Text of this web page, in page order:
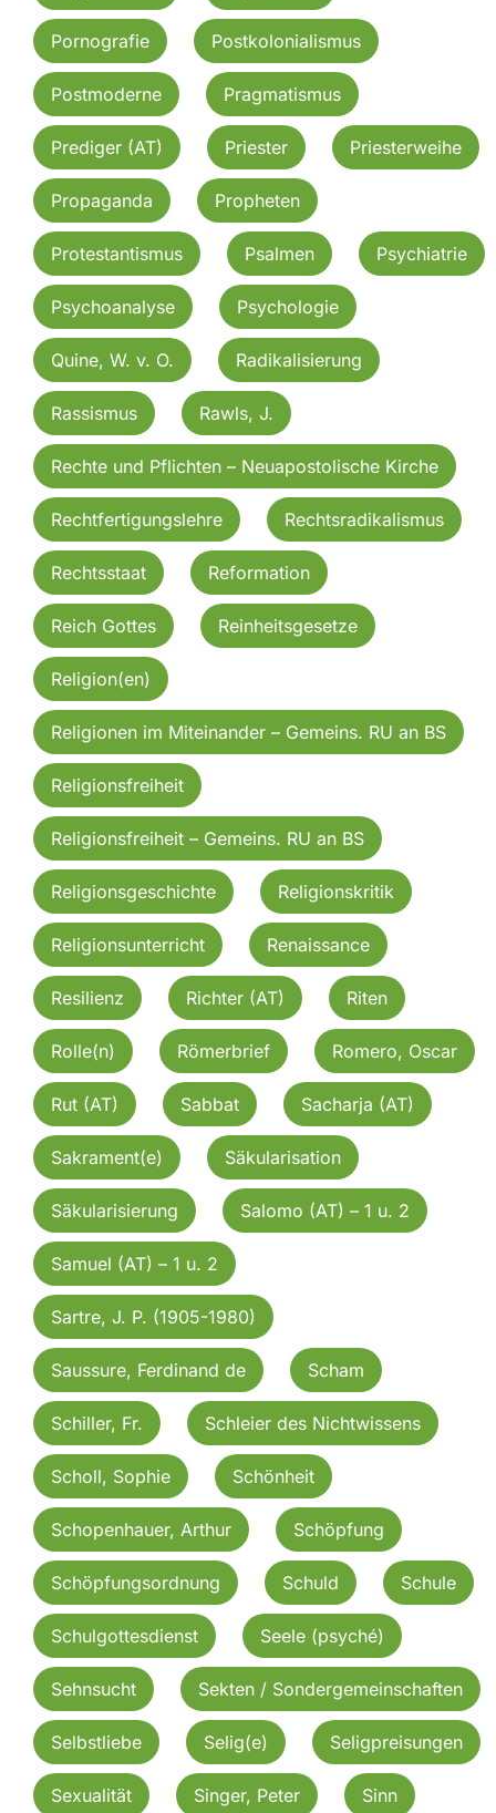
Pornografie Postkolonialismus
Postmoderne Pragmatismus
Prediger (AT) Priester Priesterweihe
Propaganda Propheten
Protestantismus Psalmen Psychiatrie
Psychoanalyse Psychologie
Quine, W. v. O. Radikalisierung
Rassismus Rawls, J.
Rechte und Pflichten – Neuapostolische Kirche
Rechtfertigungslehre Rechtsradikalismus
Rechtsstaat Reformation
Reich Gottes Reinheitsgesetze
Religion(en)
Religionen im Miteinander – Gemeins. RU an BS
Religionsfreiheit
Religionsfreiheit – Gemeins. RU an BS
Religionsgeschichte Religionskritik
Religionsunterricht Renaissance
Resilienz Richter (AT) Riten
Rolle(n) Römerbrief Romero, Oscar
Rut (AT) Sabbat Sacharja (AT)
Sakrament(e) Säkularisation
Säkularisierung Salomo (AT) – 1 u. 2
Samuel (AT) – 1 u. 2
Sartre, J. P. (1905-1980)
Saussure, Ferdinand de Scham
Schiller, Fr. Schleier des Nichtwissens
Scholl, Sophie Schönheit
Schopenhauer, Arthur Schöpfung
Schöpfungsordnung Schuld Schule
Schulgottesdienst Seele (psyché)
Sehnsucht Sekten / Sondergemeinschaften
Selbstliebe Selig(e) Seligpreisungen
Sexualität Singer, Peter Sinn